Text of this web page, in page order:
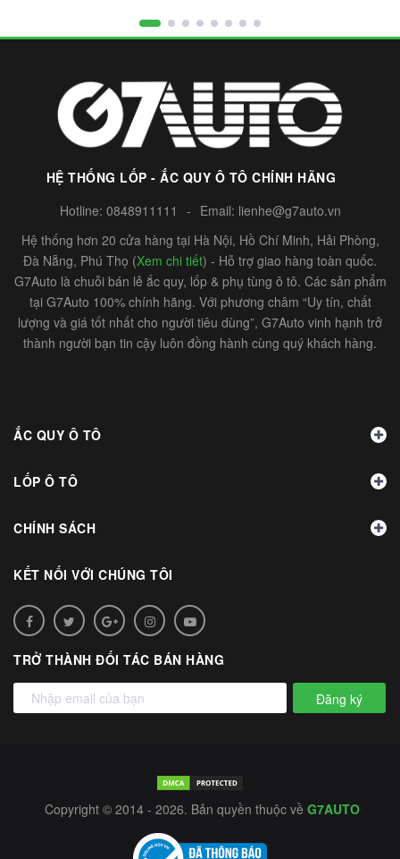
HỆ THỐNG LỐP - ẮC QUY Ô TÔ CHÍNH HÃNG
Hotline: 0848911111 - Email: lienhe@g7auto.vn
Hệ thống hơn 20 cửa hàng tại Hà Nội, Hồ Chí Minh, Hải Phòng,
Đà Nẵng, Phú Thọ (Xem chi tiết) - Hỗ trợ giao hàng toàn quốc.
G7Auto là chuỗi bán lẻ ắc quy, lốp & phụ tùng ô tô. Các sản phẩm
tại G7Auto 100% chính hãng. Với phương châm “Uy tín, chất
lượng và giá tốt nhất cho người tiêu dùng”, G7Auto vinh hạnh trở
thành người bạn tin cậy luôn đồng hành cùng quý khách hàng.
ẮC QUY Ô TÔ
LỐP Ô TÔ
CHÍNH SÁCH
KẾT NỐI VỚI CHÚNG TÔI
TRỞ THÀNH ĐỐI TÁC BÁN HÀNG
Đăng ký
Copyright © 2014 - 2026. Bản quyền thuộc về G7AUTO